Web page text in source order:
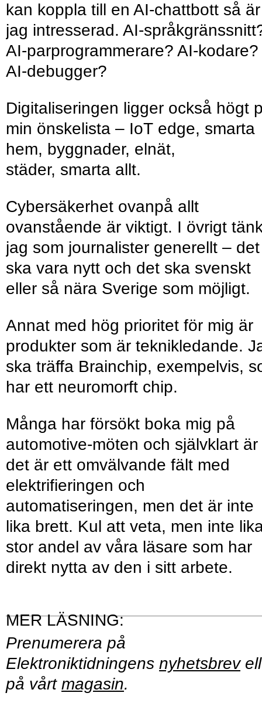
kan koppla till en AI-chattbott så är
jag intresserad. AI-
AI-parprogrammerare? AI-kodare?
AI-debugger?
Digitaliseringen ligger också högt
min önskelista – IoT edge, smarta
hem, byggnader, elnät,
städer, smarta allt.
Cybersäkerhet ovanpå allt
ovanstående är viktigt. I övrigt
jag som journalister generellt – det
ska vara nytt och det ska svenskt
eller så nära Sverige som möjligt.
Annat med hög prioritet för mig är
produkter som är teknikledande.
ska träffa Brainchip, exempelvis,
har ett neuromorft chip.
Många har försökt boka mig på
automotive-möten och självklart är
det är ett omvälvande fält med
elektrifieringen och
automatiseringen, men det är inte
lika brett. Kul att veta, men inte
stor andel av våra läsare som har
direkt nytta av den i sitt arbete.
Prenumerera på
Elektroniktidningens nyhetsbrev
på vårt magasin.